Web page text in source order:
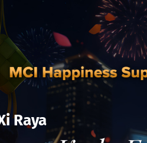
Raya